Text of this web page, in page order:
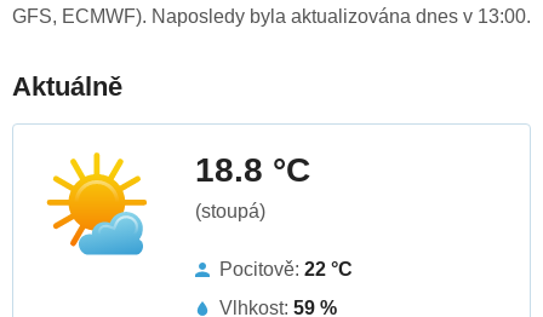
GFS, ECMWF). Naposledy byla aktualizována dnes v 13:00.
Aktuálně
18.8 °C
(stoupá)
Pocitově: 22 °C
Vlhkost: 59 %